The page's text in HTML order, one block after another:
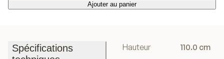
Ajouter au panier
Ajouter au panier
Spécifications
Hauteur
110.0 cm